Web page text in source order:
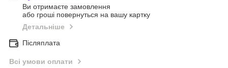
Ви отримаєте замовлення
або гроші повернуться на вашу картку
Детальніше
Післяплата
Всі умови оплати